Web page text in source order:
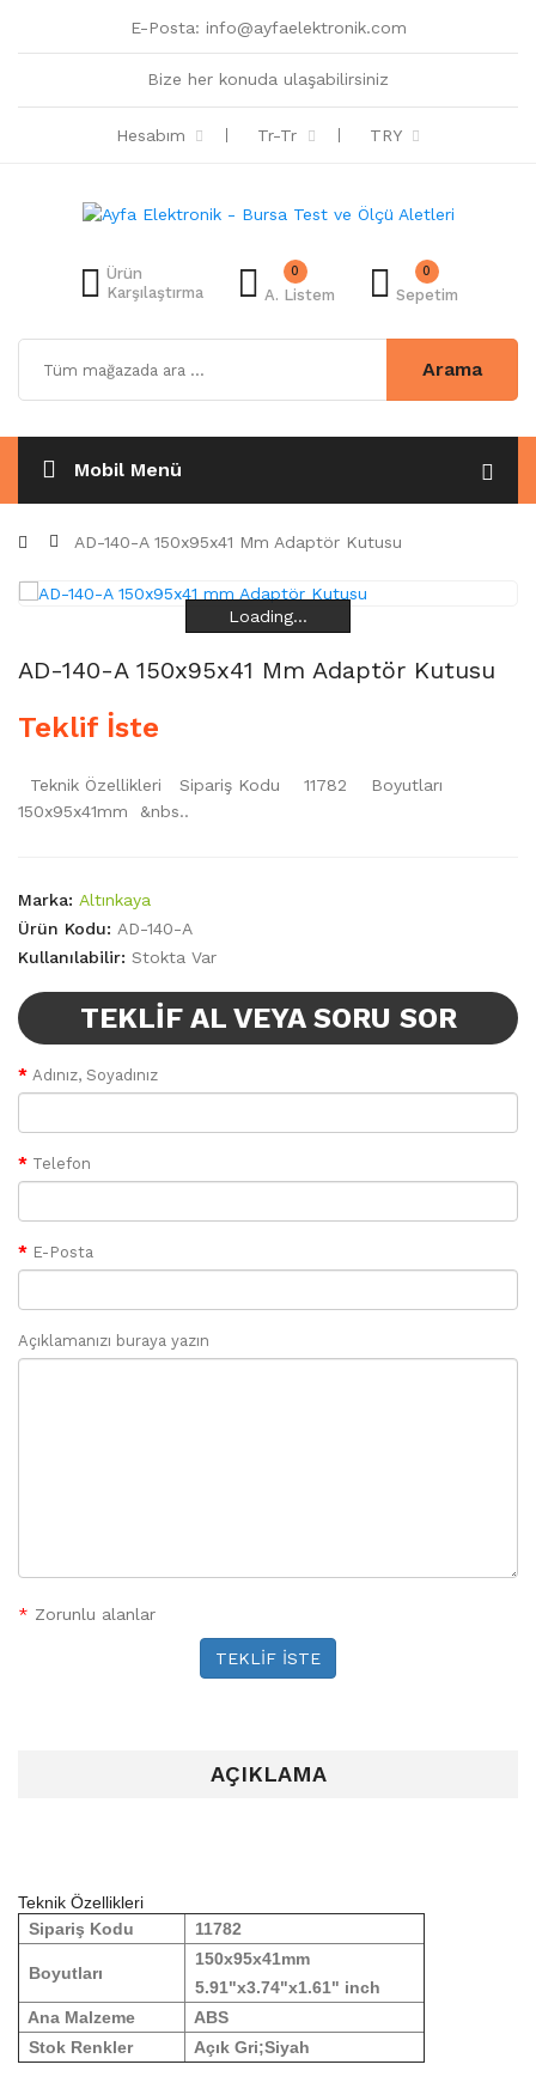
E-Posta: info@ayfaelektronik.com
Bize her konuda ulaşabilirsiniz
Hesabım Tr-Tr TRY
Ürün
Karşılaştırma
A. Listem
0 0
Sepetim
Arama
Mobil Menü
AD-140-A 150x95x41 Mm Adaptör Kutusu
Loading...
Loading...
Loading...
Loading...
AD-140-A 150x95x41 Mm Adaptör Kutusu
Teklif İste
Teknik Özellikleri Sipariş Kodu 11782 Boyutları
150x95x41mm &nbs..
Marka: Altınkaya
Ürün Kodu: AD-140-A
Kullanılabilir: Stokta Var
TEKLIF AL VEYA SORU SOR
Adınız, Soyadınız
Telefon
E-Posta
Açıklamanızı buraya yazın
* Zorunlu alanlar
TEKLİF İSTE
AÇIKLAMA
Teknik Özellikleri
Sipariş Kodu
11782
Boyutları
150x95x41mm
5.91"x3.74"x1.61" inch
Ana Malzeme
ABS
Stok Renkler
Açık Gri;Siyah